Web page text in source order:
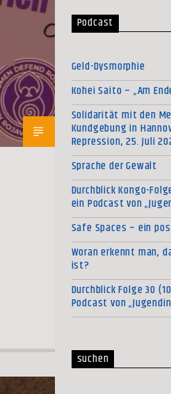
Podcast
Geld-Dysmorphie
Kohei Saito – „Am
Solidarität mit den
Kundgebung in
Repression, 25. Juli
Sprache der Gewalt
Durchblick Kongo-
ein Podcast von
Safe Spaces – ein
Woran erkennt man,
ist?
Durchblick Folge 30
Podcast von
suchen